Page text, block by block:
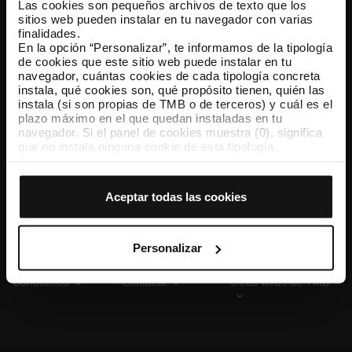
Las cookies son pequeños archivos de texto que los
sitios web pueden instalar en tu navegador con varias
finalidades.
En la opción “Personalizar”, te informamos de la tipología
de cookies que este sitio web puede instalar en tu
navegador, cuántas cookies de cada tipología concreta
instala, qué cookies son, qué propósito tienen, quién las
instala (si son propias de TMB o de terceros) y cuál es el
plazo máximo en el que quedan instaladas en tu
navegador. Si el panel de cookies muestra (0), significa
que no instala ninguna cookie de esta tipología.
que todas estas cookies se instalen en tu navegador.
tipología de cookies permite indicar si quieres que se
instalen o no las cookies de esa clase.
Una vez que hayas marcado tus preferencias, debes
hacer clic en “Seleccionar y configurar”. Así se instalarán
previamente. Te sugerimos que selecciones las cookies
de personalización, porque permiten recordar tus
opciones de navegación (como el idioma) y mejoran tu
Aceptar todas las cookies
Personalizar
TMB App
Descárgate TMB App y compra tus billetes
App Store Google Play
Conócenos Contacta Otras webs de TMB